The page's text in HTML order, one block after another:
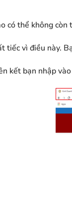
có thể không
tiếc vì điều này.
kết bạn nhập